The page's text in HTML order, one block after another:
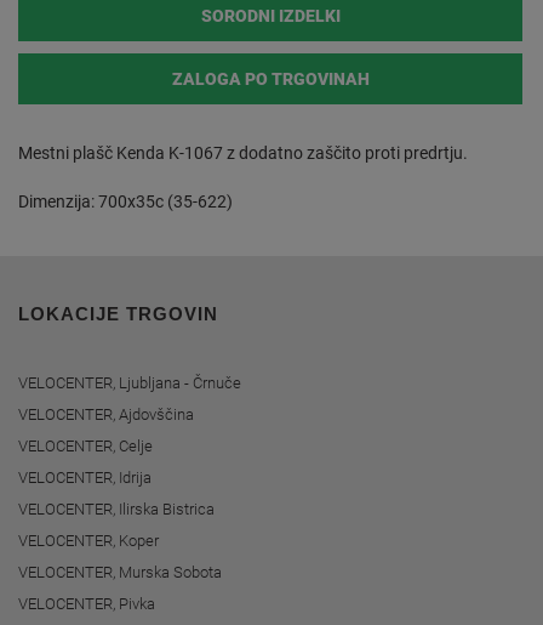
SORODNI IZDELKI
ZALOGA PO TRGOVINAH
Mestni plašč Kenda K-1067 z dodatno zaščito proti predrtju.
Dimenzija: 700x35c (35-622)
LOKACIJE TRGOVIN
VELOCENTER, Ljubljana - Črnuče
VELOCENTER, Ajdovščina
VELOCENTER, Celje
VELOCENTER, Idrija
VELOCENTER, Ilirska Bistrica
VELOCENTER, Koper
VELOCENTER, Murska Sobota
VELOCENTER, Pivka